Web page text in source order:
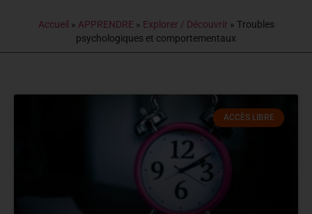
Accueil » APPRENDRE » Explorer / Découvrir » Troubles
psychologiques et comportementaux
ACCÈS LIBRE